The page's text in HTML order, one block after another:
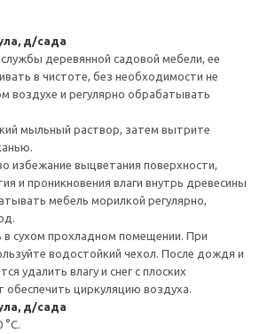
д/сада
деревянной садовой мебели, ее
в чистоте, без необходимости не
воздухе и регулярно обрабатывать
мыльный раствор, затем вытрите
избежание выцветания поверхности,
и проникновения влаги внутрь древесины
мебель морилкой регулярно,
в сухом прохладном помещении. При
водостойкий чехол. После дождя и
удалить влагу и снег с плоских
обеспечить циркуляцию воздуха.
д/сада